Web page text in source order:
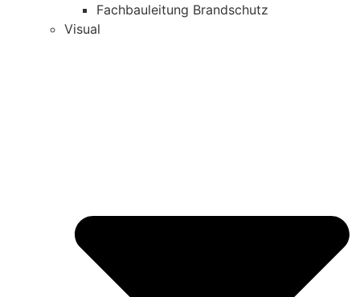
Fachbauleitung Brandschutz
Visual